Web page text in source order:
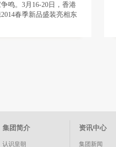
鸣。3月16-20日，香港
春季新品盛装亮相东
集团简介
认识皇朝
资讯中心
集团新闻